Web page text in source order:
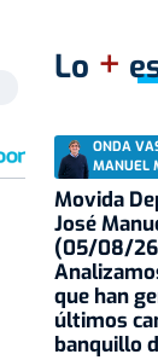
Imanol López
Lo +
ONDA
MANUEL
Movida
José
(05/08/
que han
últimos
banquillo